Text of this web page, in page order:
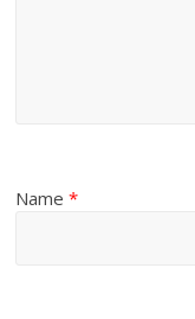
Name*